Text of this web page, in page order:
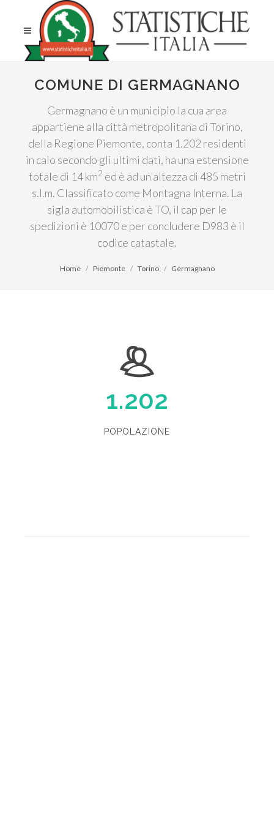
COMUNE DI GERMAGNANO
Germagnano è un municipio la cua area
appartiene alla città metropolitana di Torino,
della Regione Piemonte, conta 1.202 residenti
in calo secondo gli ultimi dati, ha una estensione
totale di 14 km2 ed è ad un'altezza di 485 metri
s.l.m. Classificato come Montagna Interna. La
sigla automobilistica è TO, il cap per le
spedizioni è 10070 e per concludere D983 è il
codice catastale.
Home Piemonte Torino Germagnano
1.202
POPOLAZIONE